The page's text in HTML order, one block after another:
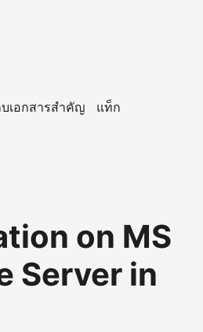
บเอกสารสำคัญ แท็ก
on MS
Server in